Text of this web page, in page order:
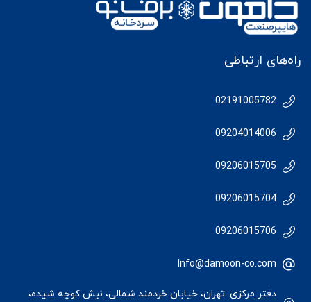
راه‌های ارتباطی
02191005782
09204014006
09206015705
09206015704
09206015706
Info@damoon-co.com
دفتر مرکزی: تهران، خیابان خردمند شمالی، نبش کوچه شیده،